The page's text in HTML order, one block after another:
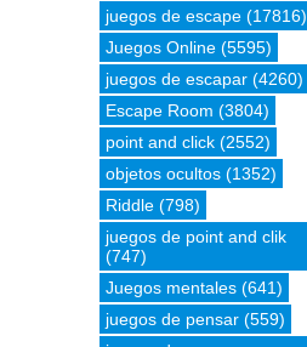
juegos de escape (17816)
Juegos Online (5595)
juegos de escapar (4260)
Escape Room (3804)
point and click (2552)
objetos ocultos (1352)
Riddle (798)
juegos de point and clik
(747)
Juegos mentales (641)
juegos de pensar (559)